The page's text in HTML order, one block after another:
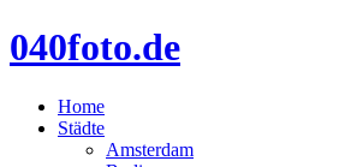
040foto.de
Home
Städte
Amsterdam